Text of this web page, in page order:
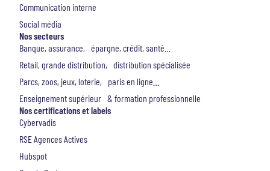
Communication interne
Social média
Nos secteurs
Banque, assurance, épargne, crédit, santé…
Retail, grande distribution, distribution spécialisée
Parcs, zoos, jeux, loterie, paris en ligne…
Enseignement supérieur & formation professionnelle
Nos certifications et labels
Cybervadis
RSE Agences Actives
Hubspot